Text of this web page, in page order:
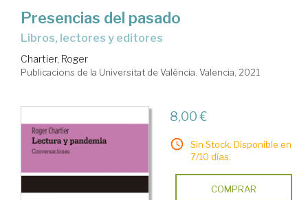
Presencias del pasado
libros, lectores y editores
Chartier, Roger
Publicacions de la Universitat de València. Valencia, 2021
8,00 €
Sin Stock. Disponible en
7/10 días.
COMPRAR